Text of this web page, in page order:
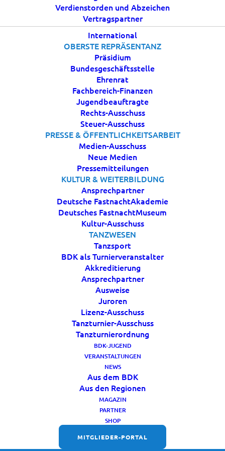
Verdienstorden und Abzeichen
Vertragspartner
International
OBERSTE REPRÄSENTANZ
Präsidium
Bundesgeschäftsstelle
Ehrenrat
Fachbereich-Finanzen
Jugendbeauftragte
Rechts-Ausschuss
Steuer-Ausschuss
PRESSE & ÖFFENTLICHKEITSARBEIT
Medien-Ausschuss
Neue Medien
Pressemitteilungen
KULTUR & WEITERBILDUNG
Ansprechpartner
Deutsche FastnachtAkademie
Deutsches FastnachtMuseum
Kultur-Ausschuss
TANZWESEN
Tanzsport
BDK als Turnierveranstalter
Akkreditierung
Ansprechpartner
Ausweise
Juroren
Lizenz-Ausschuss
Tanzturnier-Ausschuss
Tanzturnierordnung
BDK-JUGEND
VERANSTALTUNGEN
NEWS
Aus dem BDK
Aus den Regionen
MAGAZIN
PARTNER
SHOP
MITGLIEDER-PORTAL
4 APRIL, 2024 | INAKTUELLES | BYBDK
Gemeinsam wollen wir auf die zurückliegende
Kampagne / Session beim nächsten digitalen
Stammtisch am 10. April 2024 um 19.30 Uhr
zurückblicken.Jetzt direkt hier anmelden
begrenzte Teilnehmerzahl
FOLGT UNS
WICHTIGE LINKS